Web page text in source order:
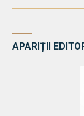
APARIȚII